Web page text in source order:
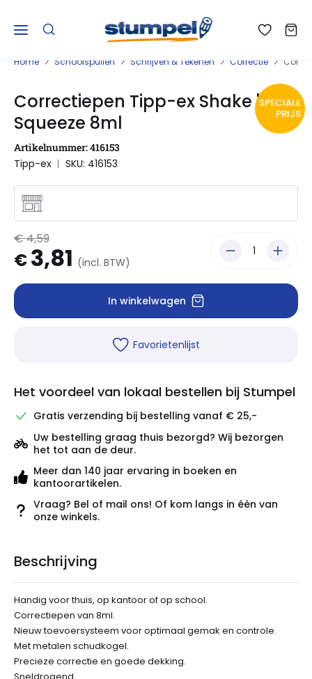
Home Schoolspullen Schrijven & Tekenen Correctie
SPECIALE
PRIJS
Correctiepen Tipp-ex Shake 'n
Squeeze 8ml
Artikelnummer: 416153
Tipp-ex SKU: 416153
€ 4,59
€3,81 (incl. BTW)
In winkelwagen
Favorietenlijst
Het voordeel van lokaal bestellen bij Stumpel
Gratis verzending bij bestelling vanaf € 25,-
Uw bestelling graag thuis bezorgd? Wij bezorgen
het tot aan de deur.
Meer dan 140 jaar ervaring in boeken en
kantoorartikelen.
Vraag? Bel of mail ons! Of kom langs in één van
onze winkels.
Beschrijving
Handig voor thuis, op kantoor of op school.
Correctiepen van 8ml.
Nieuw toevoersysteem voor optimaal gemak en controle.
Met metalen schudkogel.
Precieze correctie en goede dekking.